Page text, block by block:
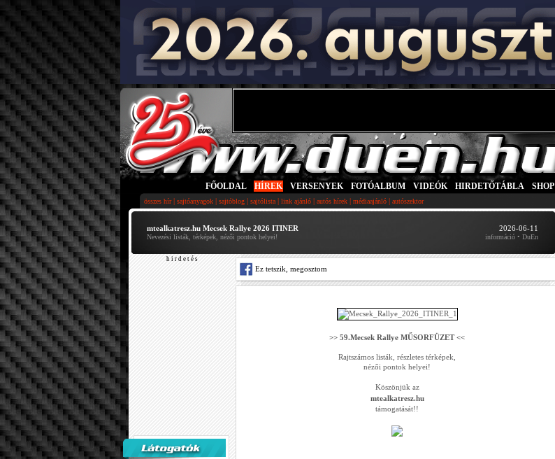
FŐOLDAL HÍREK VERSENYEK FOTÓALBUM VIDEÓK HIRDETŐTÁBLA SHOP
összes hír| sajtóanyagok | sajtóblog | sajtólista | link ajánló | autós hírek | médiaajánló | autószektor
mtealkatresz.hu Mecsek Rallye 2026 ITINER
Nevezési listák, térképek, nézői pontok helyei!
2026-06-11
információ • DuEn
h i r d e t é s
Ez tetszik, megosztom
>> 59.Mecsek Rallye MŰSORFÜZET <<
Rajtszámos listák, részletes térképek,
nézői pontok helyei!
Köszönjük az
mtealkatresz.hu
támogatását!!